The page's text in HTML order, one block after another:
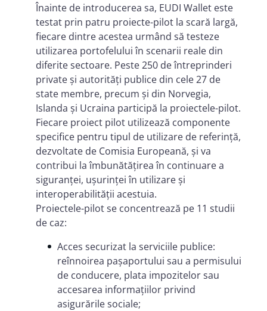
Înainte de introducerea sa, EUDI Wallet este
testat prin patru proiecte-pilot la scară largă,
fiecare dintre acestea urmând să testeze
utilizarea portofelului în scenarii reale din
diferite sectoare. Peste 250 de întreprinderi
private și autorități publice din cele 27 de
state membre, precum și din Norvegia,
Islanda și Ucraina participă la proiectele-pilot.
Fiecare proiect pilot utilizează componente
specifice pentru tipul de utilizare de referință,
dezvoltate de Comisia Europeană, și va
contribui la îmbunătățirea în continuare a
siguranței, ușurinței în utilizare și
interoperabilității acestuia.
Proiectele-pilot se concentrează pe 11 studii
de caz:
Acces securizat la serviciile publice:
reînnoirea pașaportului sau a permisului
de conducere, plata impozitelor sau
accesarea informațiilor privind
asigurările sociale;